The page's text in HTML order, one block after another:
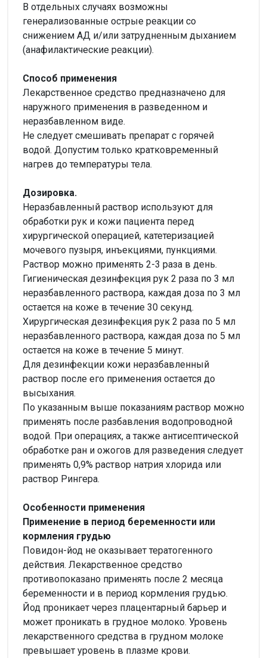
В отдельных случаях возможны
генерализованные острые реакции со
снижением АД и/или затрудненным дыханием
(анафилактические реакции).
Способ применения
Лекарственное средство предназначено для
наружного применения в разведенном и
неразбавленном виде.
Не следует смешивать препарат с горячей
водой. Допустим только кратковременный
нагрев до температуры тела.
Дозировка.
Неразбавленный раствор используют для
обработки рук и кожи пациента перед
хирургической операцией, катетеризацией
мочевого пузыря, инъекциями, пункциями.
Раствор можно применять 2-3 раза в день.
Гигиеническая дезинфекция рук 2 раза по 3 мл
неразбавленного раствора, каждая доза по 3 мл
остается на коже в течение 30 секунд.
Хирургическая дезинфекция рук 2 раза по 5 мл
неразбавленного раствора, каждая доза по 5 мл
остается на коже в течение 5 минут.
Для дезинфекции кожи неразбавленный
раствор после его применения остается до
высыхания.
По указанным выше показаниям раствор можно
применять после разбавления водопроводной
водой. При операциях, а также антисептической
обработке ран и ожогов для разведения следует
применять 0,9% раствор натрия хлорида или
раствор Рингера.
Особенности применения
Применение в период беременности или
кормления грудью
Повидон-йод не оказывает тератогенного
действия. Лекарственное средство
противопоказано применять после 2 месяца
беременности и в период кормления грудью.
Йод проникает через плацентарный барьер и
может проникать в грудное молоко. Уровень
лекарственного средства в грудном молоке
превышает уровень в плазме крови.